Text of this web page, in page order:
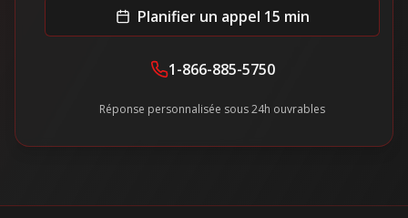
Planifier un appel 15 min
1-866-885-5750
Réponse personnalisée sous 24h ouvrables